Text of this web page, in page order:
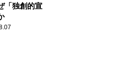
「独創的宣